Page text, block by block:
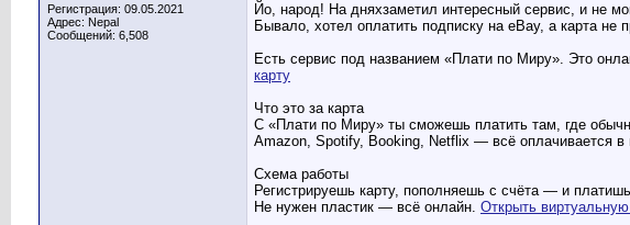
Регистрация: 09.05.2021
Адрес: Nepal
Сообщений: 6,508
Йо, народ! На дняхзаметил интересный сервис, и не
Бывало, хотел оплатить подписку на eBay, а карта не
Есть сервис под названием «Плати по Миру». Это
карту
Что это за карта
С «Плати по Миру» ты сможешь платить там, где
Amazon, Spotify, Booking, Netflix — всё оплачивается в
Схема работы
Регистрируешь карту, пополняешь с счёта — и
Не нужен пластик — всё онлайн. Открыть